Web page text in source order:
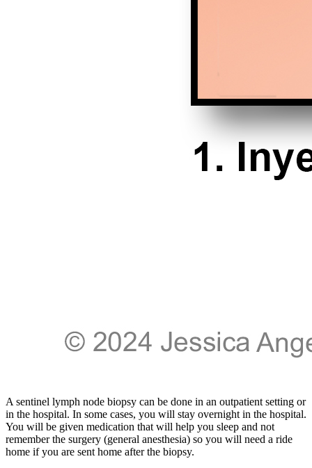
A sentinel lymph node biopsy can be done in an outpatient setting or
in the hospital. In some cases, you will stay overnight in the hospital.
You will be given medication that will help you sleep and not
remember the surgery (general anesthesia) so you will need a ride
home if you are sent home after the biopsy.